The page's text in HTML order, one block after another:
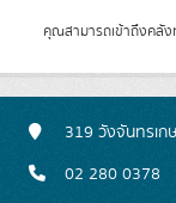
คุณสามารถเข้าถึงคลัง
319 วังจันทรเ
02 280 0378